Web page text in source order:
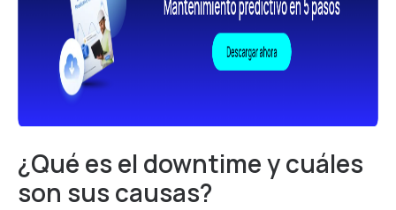
¿Qué es el downtime y cuáles
son sus causas?